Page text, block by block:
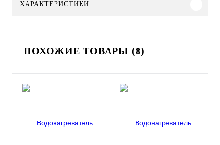
ХАРАКТЕРИСТИКИ
ПОХОЖИЕ ТОВАРЫ (8)